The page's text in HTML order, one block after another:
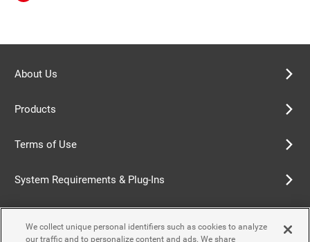
About Us
Products
Terms of Use
System Requirements & Plug-Ins
We collect unique personal identifiers such as cookies to analyze
our traffic and to personalize content and ads. We share